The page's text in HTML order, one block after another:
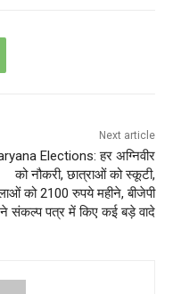
Next article
Elections: हर अग्निवीर
को नौकरी, छात्राओं को स्कूटी,
को 2100 रुपये महीने, बीजेपी
ने संकल्प पत्र में किए कई बड़े वादे